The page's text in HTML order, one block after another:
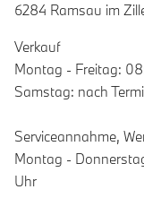
6284 Ramsau im
Verkauf
Montag - Freitag:
Samstag: nach
Serviceannahme,
Montag -
Uhr